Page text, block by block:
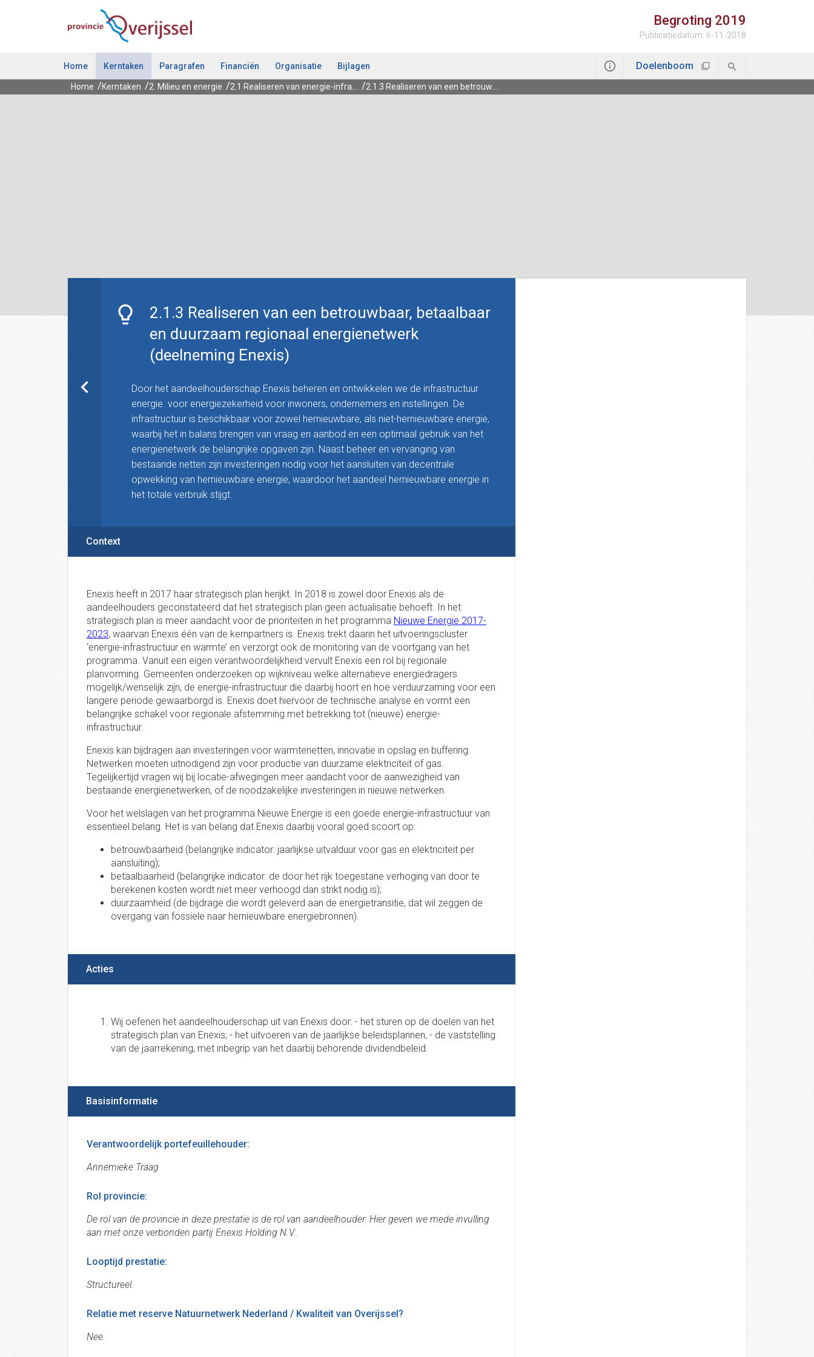
Ga naar de inhoud van deze pagina.
Begroting 2019
Publicatiedatum: 6-11-2018
Home Kerntaken Paragrafen Financiën Organisatie Bijlagen Doelenboom
Home Kerntaken 2. Milieu en energie
2.1.3 Realiseren van een betrouwbaar, betaalbaar
en duurzaam regionaal energienetwerk
(deelneming Enexis)
Door het aandeelhouderschap Enexis beheren en ontwikkelen we de infrastructuur
energie voor energiezekerheid voor inwoners, ondernemers en instellingen. De
infrastructuur is beschikbaar voor zowel hernieuwbare, als niet-hernieuwbare energie,
waarbij het in balans brengen van vraag en aanbod en een optimaal gebruik van het
energienetwerk de belangrijke opgaven zijn. Naast beheer en vervanging van
bestaande netten zijn investeringen nodig voor het aansluiten van decentrale
opwekking van hernieuwbare energie, waardoor het aandeel hernieuwbare energie in
het totale verbruik stijgt.
Context
Enexis heeft in 2017 haar strategisch plan herijkt. In 2018 is zowel door Enexis als de
aandeelhouders geconstateerd dat het strategisch plan geen actualisatie behoeft. In het
strategisch plan is meer aandacht voor de prioriteiten in het programma Nieuwe Energie 2017-
2023, waarvan Enexis één van de kernpartners is. Enexis trekt daarin het uitvoeringscluster
‘energie-infrastructuur en warmte’ en verzorgt ook de monitoring van de voortgang van het
programma. Vanuit een eigen verantwoordelijkheid vervult Enexis een rol bij regionale
planvorming. Gemeenten onderzoeken op wijkniveau welke alternatieve energiedragers
mogelijk/wenselijk zijn, de energie-infrastructuur die daarbij hoort en hoe verduurzaming voor een
langere periode gewaarborgd is. Enexis doet hiervoor de technische analyse en vormt een
belangrijke schakel voor regionale afstemming met betrekking tot (nieuwe) energie-
infrastructuur.
Enexis kan bijdragen aan investeringen voor warmtenetten, innovatie in opslag en buffering.
Netwerken moeten uitnodigend zijn voor productie van duurzame elektriciteit of gas.
Tegelijkertijd vragen wij bij locatie-afwegingen meer aandacht voor de aanwezigheid van
bestaande energienetwerken, of de noodzakelijke investeringen in nieuwe netwerken.
Voor het welslagen van het programma Nieuwe Energie is een goede energie-infrastructuur van
essentieel belang. Het is van belang dat Enexis daarbij vooral goed scoort op:
betrouwbaarheid (belangrijke indicator: jaarlijkse uitvalduur voor gas en elektriciteit per
aansluiting);
betaalbaarheid (belangrijke indicator: de door het rijk toegestane verhoging van door te
berekenen kosten wordt niet meer verhoogd dan strikt nodig is);
duurzaamheid (de bijdrage die wordt geleverd aan de energietransitie, dat wil zeggen de
overgang van fossiele naar hernieuwbare energiebronnen).
Acties
Wij oefenen het aandeelhouderschap uit van Enexis door: - het sturen op de doelen van het
strategisch plan van Enexis; - het uitvoeren van de jaarlijkse beleidsplannen; - de vaststelling
van de jaarrekening, met inbegrip van het daarbij behorende dividendbeleid.
Basisinformatie
Verantwoordelijk portefeuillehouder:
Annemieke Traag
Rol provincie:
De rol van de provincie in deze prestatie is de rol van aandeelhouder. Hier geven we mede invulling
aan met onze verbonden partij Enexis Holding N.V..
Looptijd prestatie:
Structureel.
Relatie met reserve Natuurnetwerk Nederland / Kwaliteit van Overijssel?
Nee.